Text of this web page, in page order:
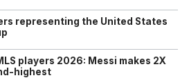
representing the United States
players 2026: Messi makes 2X
highest